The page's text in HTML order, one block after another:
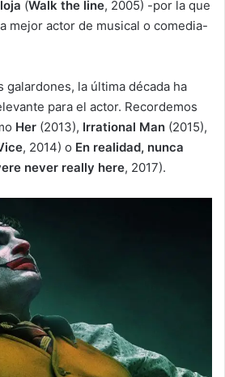
(Walk the line, 2005) -por la que
mejor actor de musical o comedia-
galardones, la última década ha
para el actor. Recordemos
Her (2013), Irrational Man (2015),
, 2014) o En realidad, nunca
never really here, 2017).